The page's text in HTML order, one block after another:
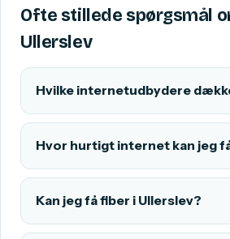
Ofte stillede spørgsmål
Ullerslev
Hvilke internetudbydere
Hvor hurtigt internet kan jeg
Kan jeg få fiber i Ullerslev?